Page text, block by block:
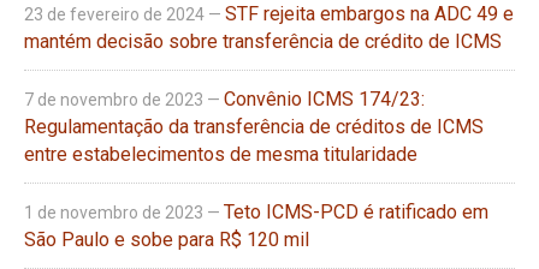
23 de fevereiro de 2024 — STF rejeita embargos na ADC 49 e
mantém decisão sobre transferência de crédito de ICMS
7 de novembro de 2023 — Convênio ICMS 174/23:
Regulamentação da transferência de créditos de ICMS
entre estabelecimentos de mesma titularidade
1 de novembro de 2023 — Teto ICMS-PCD é ratificado em
São Paulo e sobe para R$ 120 mil